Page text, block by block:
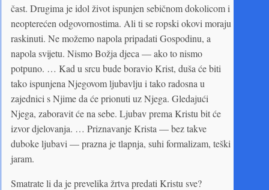
čast. Drugima je idol život ispunjen sebičnom dokolicom i
neopterećen odgovornostima. Ali ti se ropski okovi moraju
raskinuti. Ne možemo napola pripadati Gospodinu, a
napola svijetu. Nismo Božja djeca — ako to nismo
potpuno. … Kad u srcu bude boravio Krist, duša će biti
tako ispunjena Njegovom ljubavlju i tako radosna u
zajednici s Njime da će prionuti uz Njega. Gledajući
Njega, zaboravit će na sebe. Ljubav prema Kristu bit će
izvor djelovanja. … Priznavanje Krista — bez takve
duboke ljubavi — prazna je tlapnja, suhi formalizam, teški
jaram.
Smatrate li da je prevelika žrtva predati Kristu sve?